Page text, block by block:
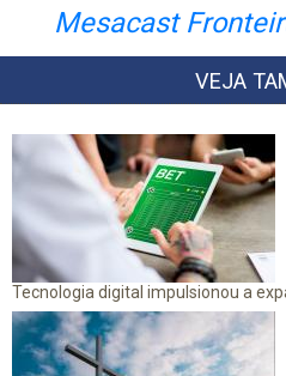
Mesacast
VEJA
Tecnologia digital impulsionou a